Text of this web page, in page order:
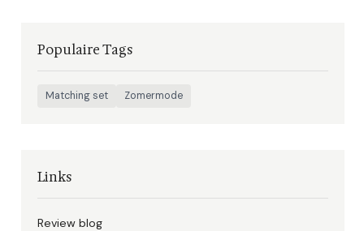
Populaire Tags
Matching set Zomermode
Links
Review blog